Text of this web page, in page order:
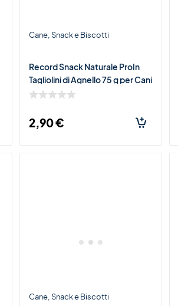
Cane Snack e Biscotti
Record Snack Naturale ProIn
Tagliolini di Agnello 75 g per Cani
– Snack Morbido Ricco di Carne
2,90€
Cane Snack e Biscotti